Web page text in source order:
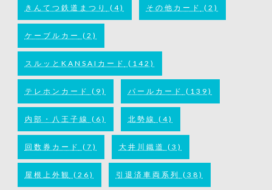
きんてつ鉄道まつり (4) その他カード (2)
ケーブルカー (2)
スルッとKANSAIカード (142)
テレホンカード (9) パールカード (139)
内部・八王子線 (6) 北勢線 (4)
回数券カード (7) 大井川鐵道 (3)
屋根上外観 (26) 引退済車両系列 (38)